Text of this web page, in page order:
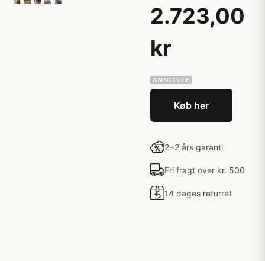
2.723,00
kr
Køb her
2+2 års garanti
Fri fragt over kr. 500
14 dages returret